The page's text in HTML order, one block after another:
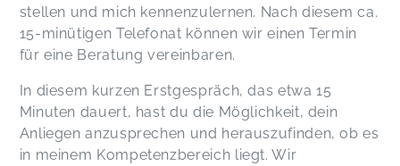
stellen und mich kennenzulernen. Nach diesem ca.
15-minütigen Telefonat können wir einen Termin
für eine Beratung vereinbaren.
In diesem kurzen Erstgespräch, das etwa 15
Minuten dauert, hast du die Möglichkeit, dein
Anliegen anzusprechen und herauszufinden, ob es
in meinem Kompetenzbereich liegt. Wir